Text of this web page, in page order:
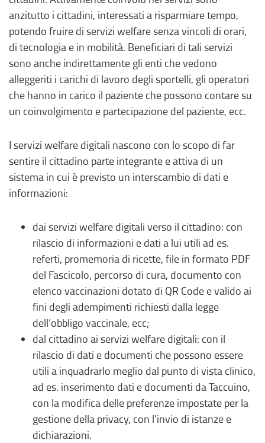
anzitutto i cittadini, interessati a risparmiare tempo,
potendo fruire di servizi welfare senza vincoli di orari,
di tecnologia e in mobilità. Beneficiari di tali servizi
sono anche indirettamente gli enti che vedono
alleggeriti i carichi di lavoro degli sportelli, gli operatori
che hanno in carico il paziente che possono contare su
un coinvolgimento e partecipazione del paziente, ecc.
I servizi welfare digitali nascono con lo scopo di far
sentire il cittadino parte integrante e attiva di un
sistema in cui è previsto un interscambio di dati e
informazioni:
dai servizi welfare digitali verso il cittadino: con
rilascio di informazioni e dati a lui utili ad es.
referti, promemoria di ricette, file in formato PDF
del Fascicolo, percorso di cura, documento con
elenco vaccinazioni dotato di QR Code e valido ai
fini degli adempimenti richiesti dalla legge
dell’obbligo vaccinale, ecc;
dal cittadino ai servizi welfare digitali: con il
rilascio di dati e documenti che possono essere
utili a inquadrarlo meglio dal punto di vista clinico,
ad es. inserimento dati e documenti da Taccuino,
con la modifica delle preferenze impostate per la
gestione della privacy, con l’invio di istanze e
dichiarazioni.